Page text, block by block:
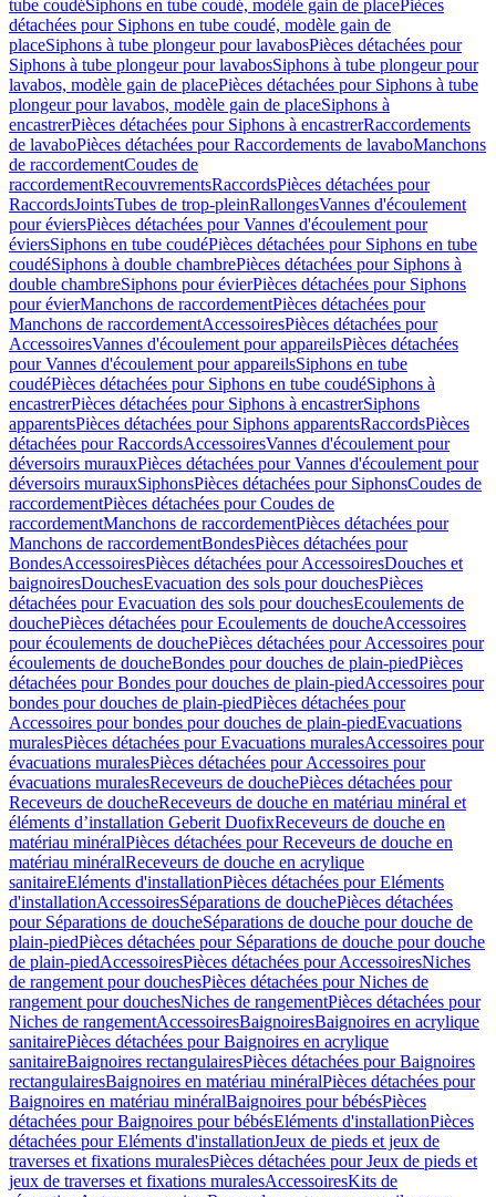
tube coudéSiphons en tube coudé, modèle gain de placePièces
détachées pour Siphons en tube coudé, modèle gain de
placeSiphons à tube plongeur pour lavabosPièces détachées pour
Siphons à tube plongeur pour lavabosSiphons à tube plongeur pour
lavabos, modèle gain de placePièces détachées pour Siphons à tube
plongeur pour lavabos, modèle gain de placeSiphons à
encastrerPièces détachées pour Siphons à encastrerRaccordements
de lavaboPièces détachées pour Raccordements de lavaboManchons
de raccordementCoudes de
raccordementRecouvrementsRaccordsPièces détachées pour
RaccordsJointsTubes de trop-pleinRallongesVannes d'écoulement
pour éviersPièces détachées pour Vannes d'écoulement pour
éviersSiphons en tube coudéPièces détachées pour Siphons en tube
coudéSiphons à double chambrePièces détachées pour Siphons à
double chambreSiphons pour évierPièces détachées pour Siphons
pour évierManchons de raccordementPièces détachées pour
Manchons de raccordementAccessoiresPièces détachées pour
AccessoiresVannes d'écoulement pour appareilsPièces détachées
pour Vannes d'écoulement pour appareilsSiphons en tube
coudéPièces détachées pour Siphons en tube coudéSiphons à
encastrerPièces détachées pour Siphons à encastrerSiphons
apparentsPièces détachées pour Siphons apparentsRaccordsPièces
détachées pour RaccordsAccessoiresVannes d'écoulement pour
déversoirs murauxPièces détachées pour Vannes d'écoulement pour
déversoirs murauxSiphonsPièces détachées pour SiphonsCoudes de
raccordementPièces détachées pour Coudes de
raccordementManchons de raccordementPièces détachées pour
Manchons de raccordementBondesPièces détachées pour
BondesAccessoiresPièces détachées pour AccessoiresDouches et
baignoiresDouchesEvacuation des sols pour douchesPièces
détachées pour Evacuation des sols pour douchesEcoulements de
douchePièces détachées pour Ecoulements de doucheAccessoires
pour écoulements de douchePièces détachées pour Accessoires pour
écoulements de doucheBondes pour douches de plain-piedPièces
détachées pour Bondes pour douches de plain-piedAccessoires pour
bondes pour douches de plain-piedPièces détachées pour
Accessoires pour bondes pour douches de plain-piedEvacuations
muralesPièces détachées pour Evacuations muralesAccessoires pour
évacuations muralesPièces détachées pour Accessoires pour
évacuations muralesReceveurs de douchePièces détachées pour
Receveurs de doucheReceveurs de douche en matériau minéral et
éléments d’installation Geberit DuofixReceveurs de douche en
matériau minéralPièces détachées pour Receveurs de douche en
matériau minéralReceveurs de douche en acrylique
sanitaireEléments d'installationPièces détachées pour Eléments
d'installationAccessoiresSéparations de douchePièces détachées
pour Séparations de doucheSéparations de douche pour douche de
plain-piedPièces détachées pour Séparations de douche pour douche
de plain-piedAccessoiresPièces détachées pour AccessoiresNiches
de rangement pour douchesPièces détachées pour Niches de
rangement pour douchesNiches de rangementPièces détachées pour
Niches de rangementAccessoiresBaignoiresBaignoires en acrylique
sanitairePièces détachées pour Baignoires en acrylique
sanitaireBaignoires rectangulairesPièces détachées pour Baignoires
rectangulairesBaignoires en matériau minéralPièces détachées pour
Baignoires en matériau minéralBaignoires pour bébésPièces
détachées pour Baignoires pour bébésEléments d'installationPièces
détachées pour Eléments d'installationJeux de pieds et jeux de
traverses et fixations muralesPièces détachées pour Jeux de pieds et
jeux de traverses et fixations muralesAccessoiresKits de